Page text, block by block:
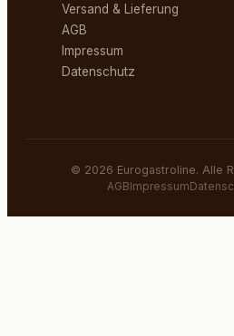
Versand & Lieferung
AGB
Impressum
Datenschutz
© 2026 Eurogastroline. Alle
AGBImpressum